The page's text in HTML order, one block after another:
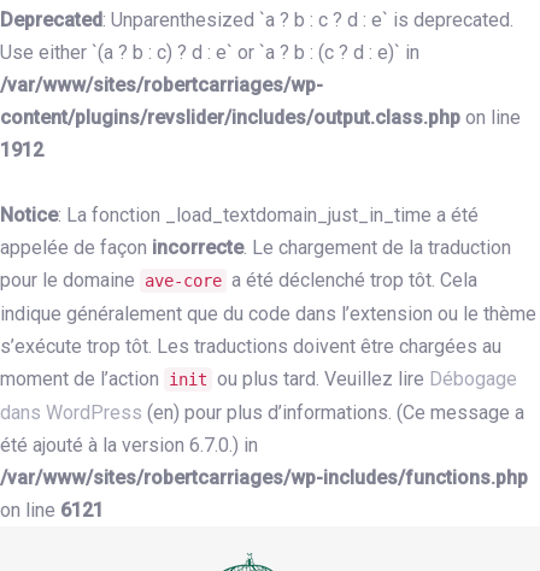
Deprecated: Unparenthesized `a ? b : c ? d : e` is deprecated.
Use either `(a ? b : c) ? d : e` or `a ? b : (c ? d : e)` in
/var/www/sites/robertcarriages/wp-
content/plugins/revslider/includes/output.class.php on line
1912
Notice: La fonction _load_textdomain_just_in_time a été
appelée de façon incorrecte. Le chargement de la traduction
pour le domaine
ave-core a été déclenché trop tôt. Cela
indique généralement que du code dans l’extension ou le thème
s’exécute trop tôt. Les traductions doivent être chargées au
moment de l’action
init ou plus tard. Veuillez lire Débogage
dans WordPress (en) pour plus d’informations. (Ce message a
été ajouté à la version 6.7.0.) in
/var/www/sites/robertcarriages/wp-includes/functions.php
on line 6121